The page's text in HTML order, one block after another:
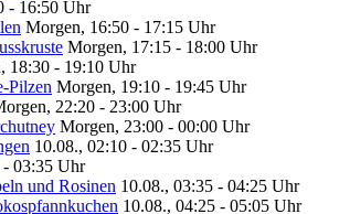
- 16:50 Uhr
Morgen, 16:50 - 17:15 Uhr
Morgen, 17:15 - 18:00 Uhr
18:30 - 19:10 Uhr
Pilzen Morgen, 19:10 - 19:45 Uhr
22:20 - 23:00 Uhr
Morgen, 23:00 - 00:00 Uhr
10.08., 02:10 - 02:35 Uhr
- 03:35 Uhr
und Rosinen 10.08., 03:35 - 04:25 Uhr
10.08., 04:25 - 05:05 Uhr